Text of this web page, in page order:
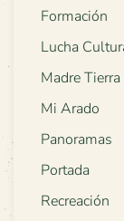
Formación
Lucha
Madre Tierra
Mi Arado
Panoramas
Portada
Recreación